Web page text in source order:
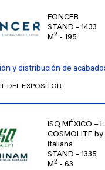
FONCER
STAND - 1433
M2- 195
y distribución de
DEL EXPOSITOR
ISQ MÉXICO –
COSMOLITE
Italiana
STAND - 1335
M2- 63